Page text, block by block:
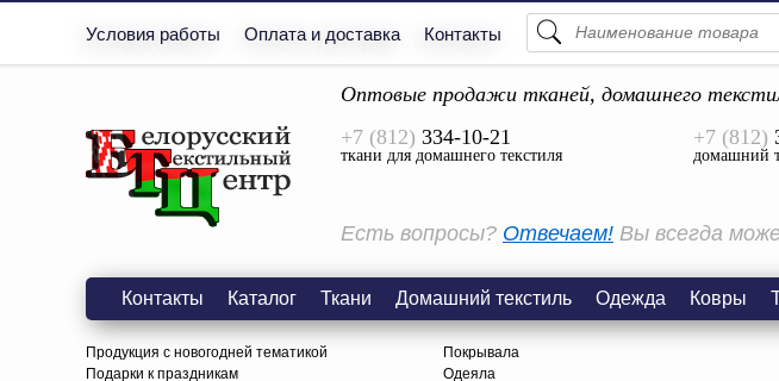
Условия работы Оплата и доставка Контакты
Оптовые продажи тканей, домашнего
+7 (812) 334-10-21
ткани для домашнего текстиля
+7 (812)
домашний
Есть вопросы? Отвечаем! Вы всегда
Контакты Каталог Ткани Домашний текстиль Одежда Ковры
Продукция с новогодней тематикой
Подарки к праздникам
Покрывала
Одеяла